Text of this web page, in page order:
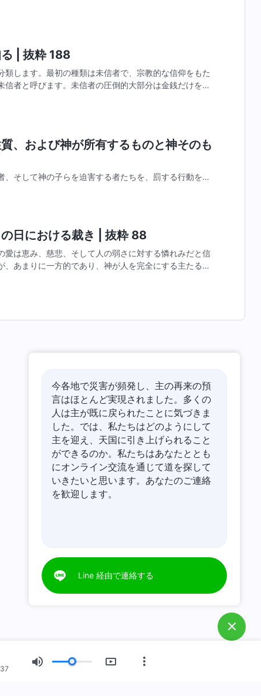
| 抜粋 188
類します。最初の種類は未信者で、宗教的な信仰をもた
者と呼びます。未信者の圧倒的大部分は金銭だけを信
、および神が所有するものと神そのも
そして神の子らを迫害する者たちを、罰する行動を開
日における裁き | 抜粋 88
愛は恵み、慈悲、そして人の弱さに対する憐れみだと信
、あまりに一方的であり、神が人を完全にする主たる手
今各地で災害が頻発し、主の再来の預
言はほとんど実現されました。多くの
人は主が既に戻られたことに気づきま
した。では、私たちはどのようにして
主を迎え、天国に引き上げられること
ができるのか。私たちはあなたととも
にオンライン交流を通じて道を探して
いきたいと思います。あなたのご連絡
を歓迎します。
Line 経由で連絡する